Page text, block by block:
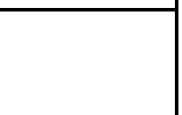
Ширина: 150 см